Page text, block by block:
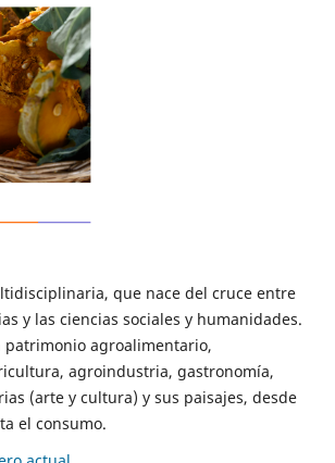
que nace del cruce entre
y las ciencias sociales y humanidades.
patrimonio agroalimentario,
agroindustria, gastronomía,
(arte y cultura) y sus paisajes, desde
el consumo.